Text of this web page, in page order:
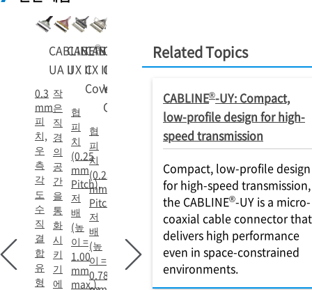
CABLINE®-
UA II
0.3
mm
피
치,
우
측
각
도
수
직
결
합
유
형
CABLINE
UX II
작
은
직
경
의
공
간
을
통
화
시
키
기
에
CABLINE
CX II With
Cover
협
피
치
(0.25
mm
Pitch),
저
배
(높
이 =
1.00
mm
max.),
CABLINE ®-
CX II
Without
Cover
협
피
치
(0.25
mm
Pitch),
저
배
(높
이 =
0.78
Related Topics
CABLINE®-UY: Compact,
low-profile design for high-
speed transmission
Compact, low-profile design
for high-speed transmission,
the CABLINE®-UY is a micro-
coaxial cable connector that
delivers high performance
even in space-constrained
environments.